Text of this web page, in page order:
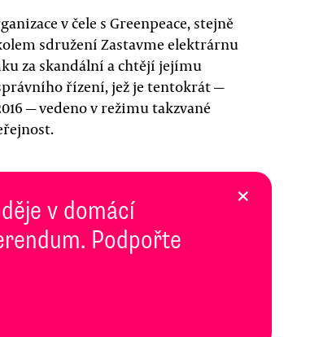
v čele s Greenpeace, stejně
sdružení Zastavme elektrárnu
za skandální a chtějí jejímu
řízení, jež je tentokrát —
— vedeno v režimu takzvané
v domácí
Podpořte
×